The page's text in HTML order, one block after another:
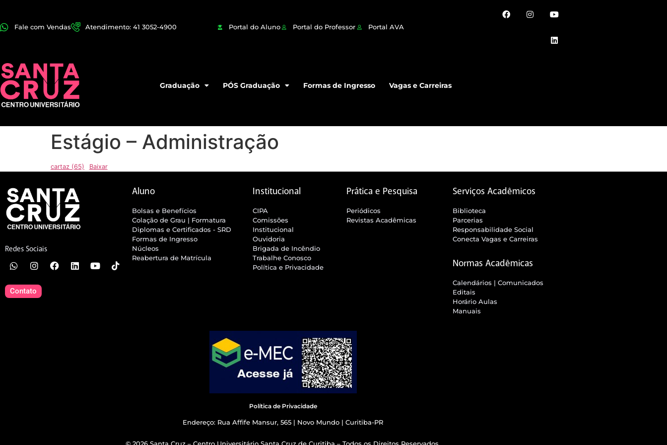
Fale com Vendas Atendimento: 41 3052-4900 Portal do Aluno Portal do Professor Portal AVA
Graduação PÓS Graduação Formas de Ingresso Vagas e Carreiras
Estágio – Administração
cartaz (65) Baixar
Redes Sociais
Contato
Aluno
Bolsas e Benefícios
Colação de Grau | Formatura
Diplomas e Certificados - SRD
Formas de Ingresso
Núcleos
Reabertura de Matrícula
Institucional
CIPA
Comissões
Institucional
Ouvidoria
Brigada de Incêndio
Trabalhe Conosco
Política e Privacidade
Prática e Pesquisa
Periódicos
Revistas Acadêmicas
Serviços Acadêmicos
Biblioteca
Parcerias
Responsabilidade Social
Conecta Vagas e Carreiras
Normas Acadêmicas
Calendários | Comunicados
Editais
Horário Aulas
Manuais
Política de Privacidade
Endereço: Rua Affife Mansur, 565 | Novo Mundo | Curitiba-PR